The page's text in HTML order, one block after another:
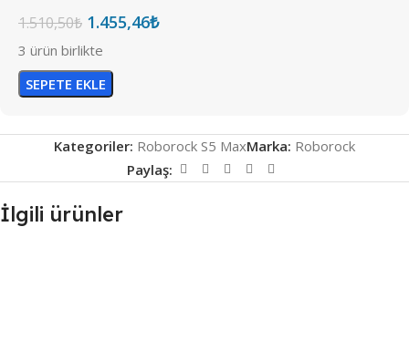
1.510,50₺ 1.455,46₺
3 ürün birlikte
SEPETE EKLE
Kategoriler: Roborock S5 MaxMarka: Roborock
Paylaş:
İlgili ürünler